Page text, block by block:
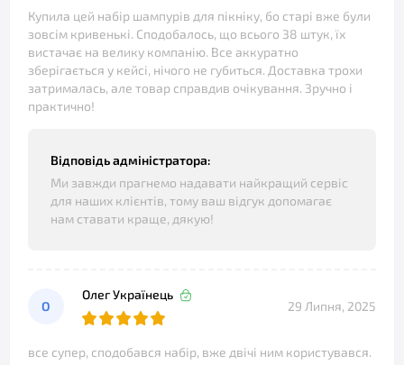
Купила цей набір шампурів для пікніку, бо старі вже були
зовсім кривенькі. Сподобалось, що всього 38 штук, їх
вистачає на велику компанію. Все аккуратно
зберігається у кейсі, нічого не губиться. Доставка трохи
затрималась, але товар справдив очікування. Зручно і
практично!
Відповідь адміністратора:
Ми завжди прагнемо надавати найкращий сервіс
для наших клієнтів, тому ваш відгук допомагає
нам ставати краще, дякую!
О
Олег Українець
29 Липня, 2025
все супер, сподобався набір, вже двічі ним користувався.